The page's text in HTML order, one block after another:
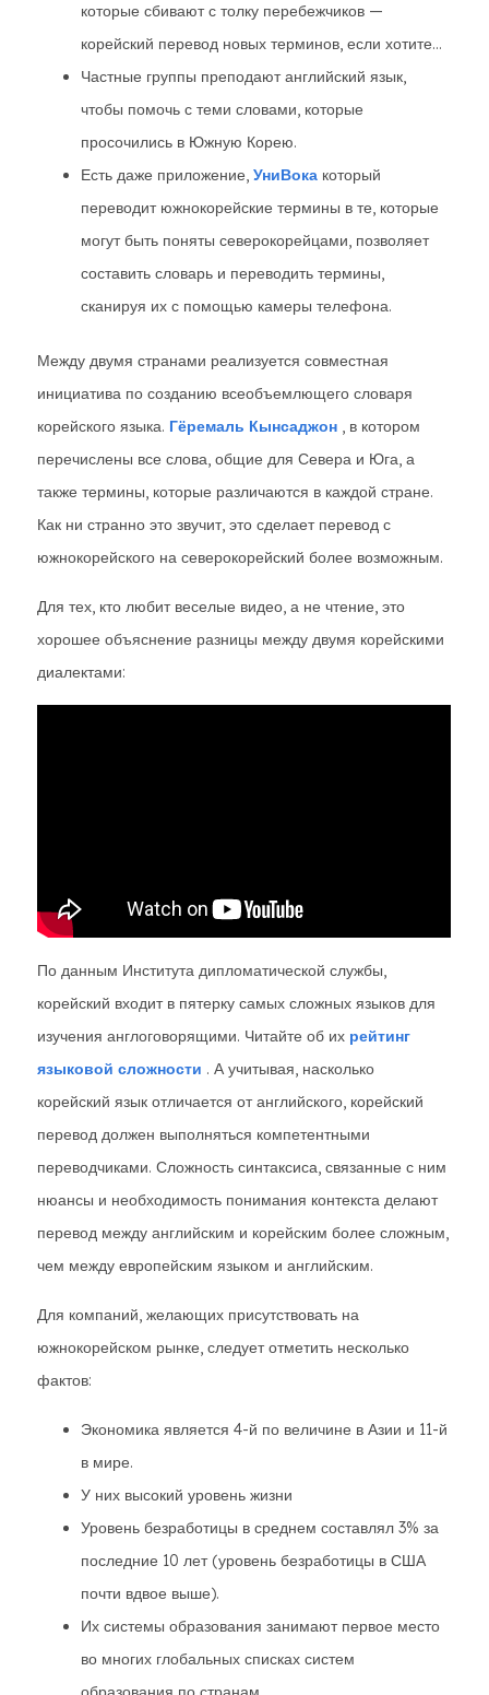
которые сбивают с толку перебежчиков —
корейский перевод новых терминов, если хотите...
Частные группы преподают английский язык,
чтобы помочь с теми словами, которые
просочились в Южную Корею.
Есть даже приложение, УниВока который
переводит южнокорейские термины в те, которые
могут быть поняты северокорейцами, позволяет
составить словарь и переводить термины,
сканируя их с помощью камеры телефона.
Между двумя странами реализуется совместная
инициатива по созданию всеобъемлющего словаря
корейского языка. Гёремаль Кынсаджон , в котором
перечислены все слова, общие для Севера и Юга, а
также термины, которые различаются в каждой стране.
Как ни странно это звучит, это сделает перевод с
южнокорейского на северокорейский более возможным.
Для тех, кто любит веселые видео, а не чтение, это
хорошее объяснение разницы между двумя корейскими
диалектами:
По данным Института дипломатической службы,
корейский входит в пятерку самых сложных языков для
изучения англоговорящими. Читайте об их рейтинг
языковой сложности . А учитывая, насколько
корейский язык отличается от английского, корейский
перевод должен выполняться компетентными
переводчиками. Сложность синтаксиса, связанные с ним
нюансы и необходимость понимания контекста делают
перевод между английским и корейским более сложным,
чем между европейским языком и английским.
Для компаний, желающих присутствовать на
южнокорейском рынке, следует отметить несколько
фактов:
Экономика является 4-й по величине в Азии и 11-й
в мире.
У них высокий уровень жизни
Уровень безработицы в среднем составлял 3% за
последние 10 лет (уровень безработицы в США
почти вдвое выше).
Их системы образования занимают первое место
во многих глобальных списках систем